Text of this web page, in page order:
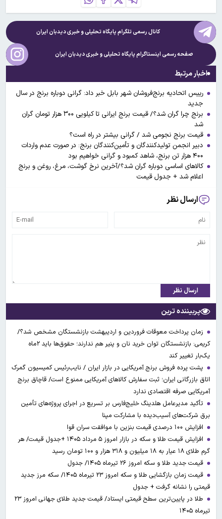
کانال رسمی تلگرام پایگاه تحلیلی و خبریدیدبان ایران
صفحه رسمی اینستاگرام پایگاه تحلیلی و خبریدیدبان ایران
اخبار مرتبط
رییس اتحادیه برنج‌فروشان شهر بابل خبر داد: گرانی دوباره برنج در سال
جدید
برنج چرا گران شد؟/ قیمت برنج ایرانی تا کیلویی ۳۰۰ هزار تومان گران
شد
قیمت برنج نجومی شد / گرانی بیشتر در راه است؟
دبیر انجمن تولیدکنندگان و تأمین‌کنندگان برنج: در صورت عدم واردات
۴۰۰ هزار تن برنج، شاهد کمبود و گرانی خواهیم بود
کالاهای اساسی دوباره گران شد؟/آخرین نرخ گوشت، مرغ، روغن و برنج
اعلام شد + جدول قیمت
ارسال نظر
ارسال نظر
پربیننده ترین
زمان پرداخت معوقات فروردین و اردیبهشت بازنشستگان مشخص شد؟/
کریمی: بازنشستگان توان خرید نان و پنیر هم ندارند؛ حقوق‌ها باید ۲ماه
یک‌بار تغییر کند
پشت پرده فروش برنج آمریکایی در بازار ایران / نایب‌رئیس کمیسیون گمرک
اتاق بازرگانی ایران؛ ثبت سفارش کالاهای آمریکایی ممنوع است/ قاچاق برنج
آمریکایی صرفه اقتصادی ندارد
تأکید مدیرعامل هلدینگ خلیج‌فارس بر تسریع در اجرای پروژه‌های تأمین
برق شرکت‌های آسیب‌دیده با مشارکت مپنا
افزایش ۱۰۰ درصدی قیمت بنزین با موافقت سران قوا
افزایش قیمت طلا و سکه در بازار امروز ۵ مرداد ۱۴۰۵ +جدول قیمت/ هر
گرم طلای ۱۸ عیار به ۱۸ میلیون و ۳۱۸ هزار و ۱۰۰ تومان رسید
قیمت جدید طلا و سکه امروز ۲۶ تیرماه ۱۴۰۵/ جدول
قیمت زمان بازگشایی طلا و سکه امروز ۲۳ تیرماه ۱۴۰۵/ سکه مرز جدید
قیمتی را نشانه گرفت + جدول
طلا در پایین‌ترین سطح قیمتی ایستاد/ قیمت جدید طلای جهانی امروز ۲۳
تیرماه ۱۴۰۵